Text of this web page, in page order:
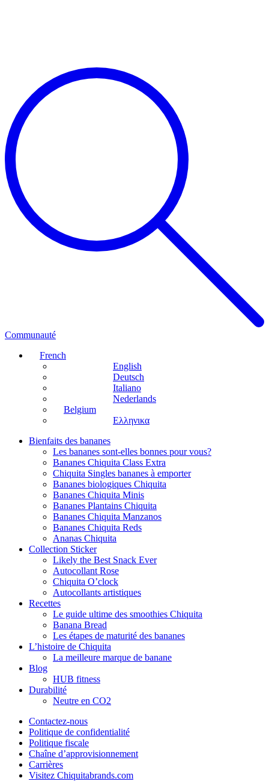
Communauté
French
English
Deutsch
Italiano
Nederlands
Belgium
Ελληνικα
Bienfaits des bananes
Les bananes sont-elles bonnes pour vous?
Bananes Chiquita Class Extra
Chiquita Singles bananes à emporter
Bananes biologiques Chiquita
Bananes Chiquita Minis
Bananes Plantains Chiquita
Bananes Chiquita Manzanos
Bananes Chiquita Reds
Ananas Chiquita
Collection Sticker
Likely the Best Snack Ever
Autocollant Rose
Chiquita O’clock
Autocollants artistiques
Recettes
Le guide ultime des smoothies Chiquita
Banana Bread
Les étapes de maturité des bananes
L’histoire de Chiquita
La meilleure marque de banane
Blog
HUB fitness
Durabilité
Neutre en CO2
Contactez-nous
Politique de confidentialité
Politique fiscale
Chaîne d’approvisionnement
Carrières
Visitez Chiquitabrands.com